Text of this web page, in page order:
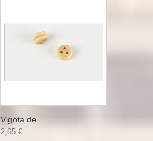
Vigota de...
2,65 €